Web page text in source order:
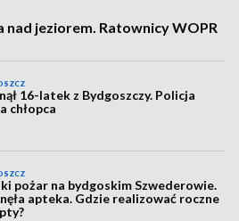
nad jeziorem. Ratownicy WOPR
16-latek z Bydgoszczy. Policja
chłopca
pożar na bydgoskim Szwederowie.
apteka. Gdzie realizować roczne